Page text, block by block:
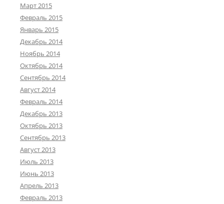
Март 2015
Февраль 2015
Январь 2015
Декабрь 2014
Ноябрь 2014
Октябрь 2014
Сентябрь 2014
Август 2014
Февраль 2014
Декабрь 2013
Октябрь 2013
Сентябрь 2013
Август 2013
Июль 2013
Июнь 2013
Апрель 2013
Февраль 2013